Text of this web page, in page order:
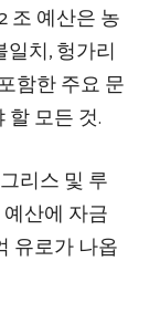
조 예산은 농
치, 헝가리
함한 주요 문
할 모든 것.
리스 및 루
산에 자금
유로가 나옵